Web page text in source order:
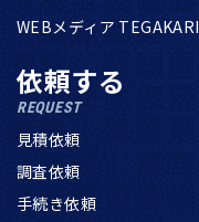
WEBメディア TEGAKARI
依頼する
REQUEST
見積依頼
調査依頼
手続き依頼